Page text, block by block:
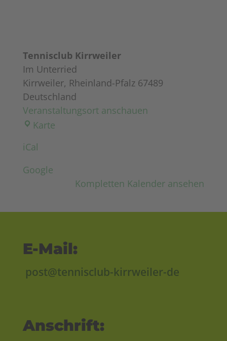
Uhr
Tennisclub Kirrweiler
Im Unterried
Kirrweiler, Rheinland-Pfalz 67489
Deutschland
Veranstaltungsort anschauen
KarteTennisclub
iCal
Google
Kompletten Kalender ansehen
E-Mail:
post@tennisclub-kirrweiler-de
Anschrift: